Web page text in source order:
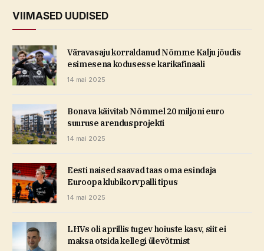
VIIMASED UUDISED
Väravasaju korraldanud Nõmme Kalju jõudis
esimesena kodusesse karikafinaali
14 mai 2025
Bonava käivitab Nõmmel 20 miljoni euro
suuruse arendusprojekti
14 mai 2025
Eesti naised saavad taas oma esindaja
Euroopa klubikorvpalli tipus
14 mai 2025
LHVs oli aprillis tugev hoiuste kasv, siit ei
maksa otsida kellegi ülevõtmist